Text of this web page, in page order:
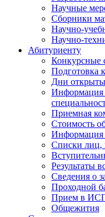
Научные
Сборники
Научно-
Научно-
Абитуриенту
Конкурсные
Подготовка
Дни
Информация
Приемная
Стоимость
Информация
Списки лиц,
Результаты
Сведения о
Проходной
Прием в
Общежития